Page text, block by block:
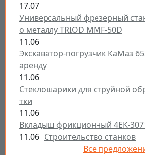
17.07
Универсальный фрезерный
о металлу TRIOD MMF-50D
11.06
Экскаватор-погрузчик КаМаз
аренду
11.06
Стеклошарики для струйной
тки
11.06
Вкладыш фрикционный 4ЕК-
11.06 Строительство станков
Все